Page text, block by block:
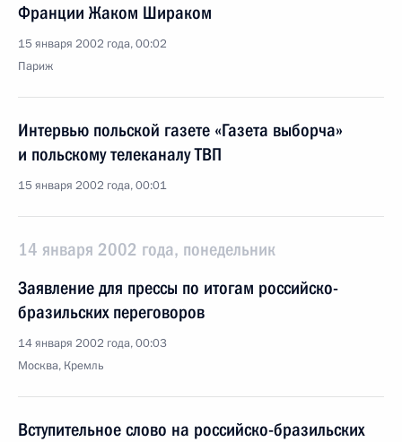
Франции Жаком Шираком
15 января 2002 года, 00:02
Париж
Интервью польской газете «Газета выборча»
и польскому телеканалу ТВП
15 января 2002 года, 00:01
14 января 2002 года, понедельник
Заявление для прессы по итогам российско-
бразильских переговоров
14 января 2002 года, 00:03
Москва, Кремль
Вступительное слово на российско-бразильских